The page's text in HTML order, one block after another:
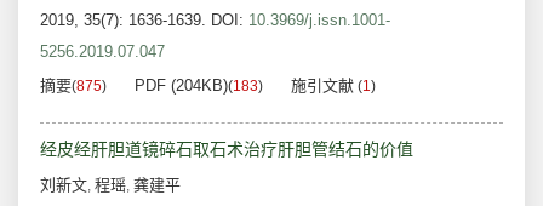
2019, 35(7): 1636-1639. DOI: 10.3969/j.issn.1001-
5256.2019.07.047
摘要(875) PDF (204KB)(183) 施引文献 (1)
经皮经肝胆道镜碎石取石术治疗肝胆管结石的价值
刘新文, 程瑶, 龚建平